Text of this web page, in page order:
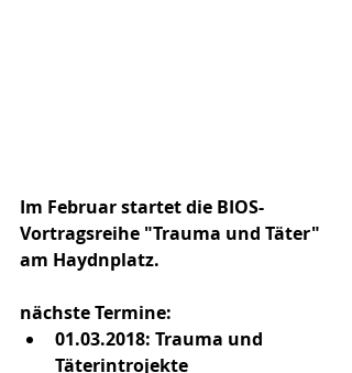
Im Februar startet die BIOS-
Vortragsreihe "Trauma und Täter"
am Haydnplatz.
nächste Termine:
01.03.2018: Trauma und
Täterintrojekte